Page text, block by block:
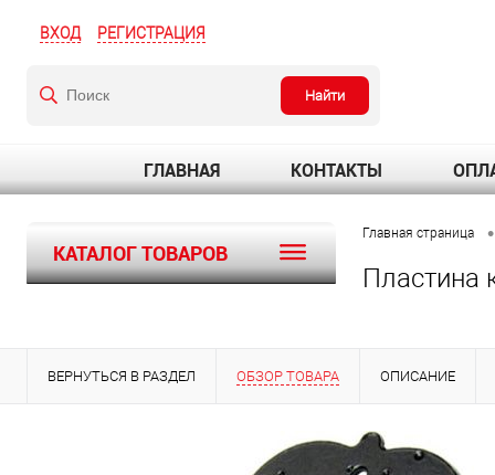
ВХОД РЕГИСТРАЦИЯ
Найти
ГЛАВНАЯ КОНТАКТЫ
КАТАЛОГ ТОВАРОВ
Главная страница •
Пластина
ВЕРНУТЬСЯ В РАЗДЕЛ ОБЗОР ТОВАРА ОПИСАНИЕ